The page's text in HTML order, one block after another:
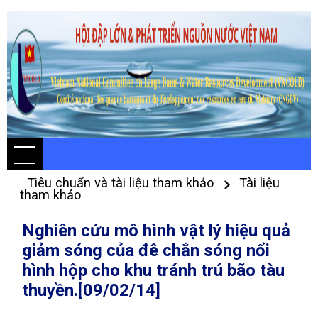
Tiêu chuẩn và tài liệu tham khảo
Tài liệu
tham khảo
Nghiên cứu mô hình vật lý hiệu quả
giảm sóng của đê chắn sóng nổi
hình hộp cho khu tránh trú bão tàu
thuyền.[09/02/14]